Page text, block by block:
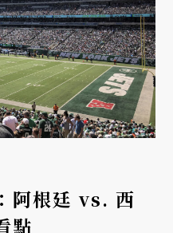
阿根廷 vs. 西
點